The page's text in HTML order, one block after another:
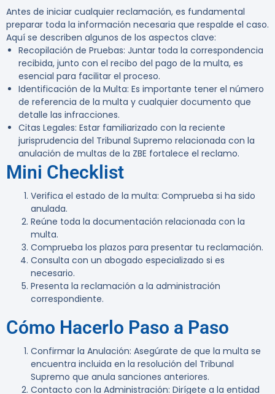
Antes de iniciar cualquier reclamación, es fundamental
preparar toda la información necesaria que respalde el caso.
Aquí se describen algunos de los aspectos clave:
Recopilación de Pruebas: Juntar toda la correspondencia
recibida, junto con el recibo del pago de la multa, es
esencial para facilitar el proceso.
Identificación de la Multa: Es importante tener el número
de referencia de la multa y cualquier documento que
detalle las infracciones.
Citas Legales: Estar familiarizado con la reciente
jurisprudencia del Tribunal Supremo relacionada con la
anulación de multas de la ZBE fortalece el reclamo.
Mini Checklist
Verifica el estado de la multa: Comprueba si ha sido
anulada.
Reúne toda la documentación relacionada con la
multa.
Comprueba los plazos para presentar tu reclamación.
Consulta con un abogado especializado si es
necesario.
Presenta la reclamación a la administración
correspondiente.
Cómo Hacerlo Paso a Paso
Confirmar la Anulación: Asegúrate de que la multa se
encuentra incluida en la resolución del Tribunal
Supremo que anula sanciones anteriores.
Contacto con la Administración: Dirígete a la entidad